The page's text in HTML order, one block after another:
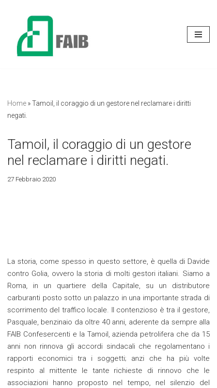
contenuto
Home »Tamoil, il coraggio di un gestore nel reclamare i diritti
negati.
Tamoil, il coraggio di un gestore
nel reclamare i diritti negati.
27 Febbraio 2020
La storia, come spesso in questo settore, è quella di Davide
contro Golia, ovvero la storia di molti gestori italiani. Siamo a
Roma, in un quartiere della Capitale, su un distributore
carburanti posto sotto un palazzo in una importante strada di
scorrimento del traffico locale. Il contenzioso è tra il gestore,
Pasquale, benzinaio da oltre 40 anni, aderente da sempre alla
FAIB Confesercenti e la Tamoil, azienda petrolifera che da 15
anni non rinnova gli accordi sindacali che regolamentano i
rapporti economici tra i soggetti; anzi che ha più volte
respinto al mittente le tante richieste di rinnovo che le
associazioni hanno proposto nel tempo, nel silenzio del